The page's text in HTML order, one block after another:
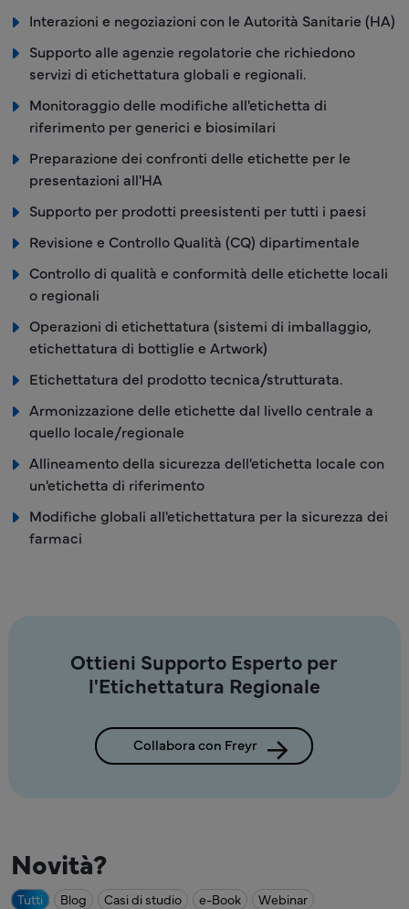
Interazioni e negoziazioni con le Autorità Sanitarie (HA)
Supporto alle agenzie regolatorie che richiedono
servizi di etichettatura globali e regionali.
Monitoraggio delle modifiche all'etichetta di
riferimento per generici e biosimilari
Preparazione dei confronti delle etichette per le
presentazioni all'HA
Supporto per prodotti preesistenti per tutti i paesi
Revisione e Controllo Qualità (CQ) dipartimentale
Controllo di qualità e conformità delle etichette locali
o regionali
Operazioni di etichettatura (sistemi di imballaggio,
etichettatura di bottiglie e Artwork)
Etichettatura del prodotto tecnica/strutturata.
Armonizzazione delle etichette dal livello centrale a
quello locale/regionale
Allineamento della sicurezza dell'etichetta locale con
un'etichetta di riferimento
Modifiche globali all'etichettatura per la sicurezza dei
farmaci
Ottieni Supporto Esperto per
l'Etichettatura Regionale
Collabora con Freyr
Novità?
Tutti Blog Casi di studio e-Book
Webinar